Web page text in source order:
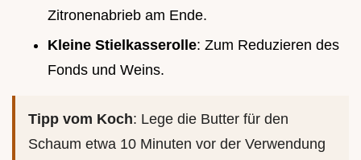
Zitronenabrieb am Ende.
Kleine Stielkasserolle: Zum Reduzieren des
Fonds und Weins.
Tipp vom Koch: Lege die Butter für den
Schaum etwa 10 Minuten vor der Verwendung